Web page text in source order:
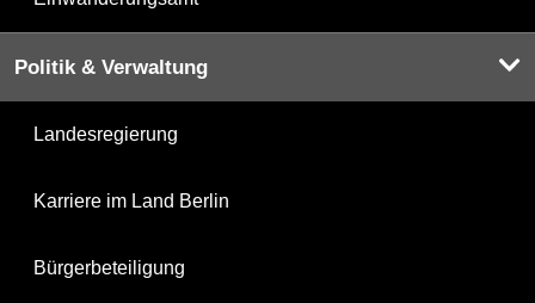
Politik & Verwaltung
Landesregierung
Karriere im Land Berlin
Bürgerbeteiligung